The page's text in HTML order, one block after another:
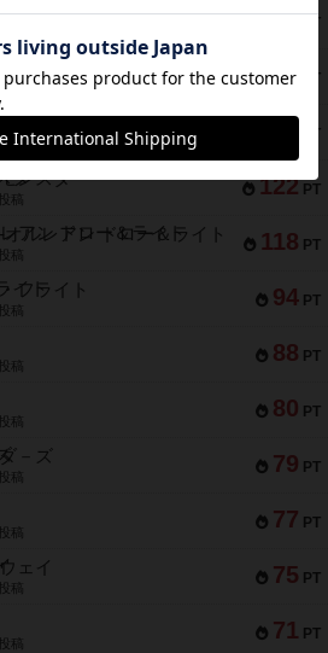
154 PT
152 PT
稿
PT
稿
122 PT
ンスター
稿
118 PT
ルレアン ドロー＆ライト
稿
94 PT
フライト
稿
88 PT
稿
80 PT
稿
79 PT
－ズ
稿
77 PT
稿
75 PT
ェイ
稿
71 PT
稿